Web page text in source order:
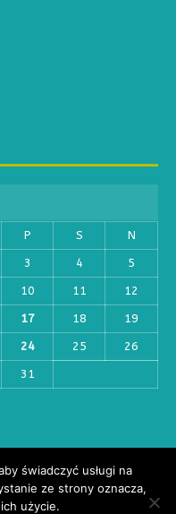
P S N
3 4 5
10 11 12
17 18 19
24 25 26
31
świadczyć usługi na
ze strony oznacza,
użycie.